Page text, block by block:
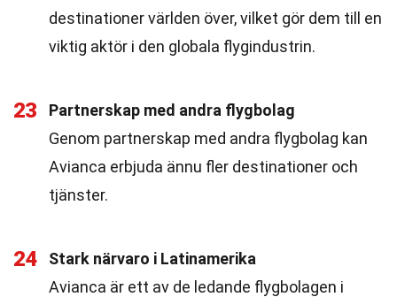
destinationer världen över, vilket gör dem till en
viktig aktör i den globala flygindustrin.
23
Partnerskap med andra flygbolag
Genom partnerskap med andra flygbolag kan
Avianca erbjuda ännu fler destinationer och
tjänster.
24
Stark närvaro i Latinamerika
Avianca är ett av de ledande flygbolagen i